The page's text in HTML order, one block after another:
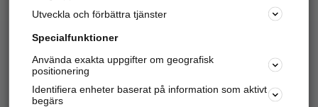
Marknadsför företaget
Kom igång och annonsera mot
samarbetspartners nära dig.
Utveckla och förbättra tjänster
Specialfunktioner
Använda exakta uppgifter om geografisk
positionering
Identifiera enheter baserat på information som aktivt
begärs